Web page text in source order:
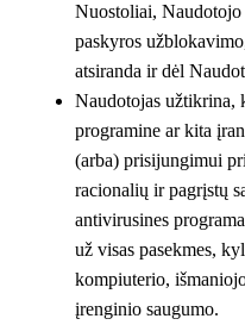
Nuostoliai,
paskyros
atsiranda ir dėl
Naudotojas užtikrina,
programine ar kita
(arba) prisijungimui
racionalių ir pagrįstų
antivirusines
už visas pasekmes,
kompiuterio,
įrenginio saugumo.